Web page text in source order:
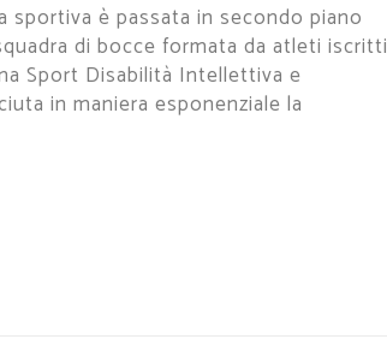
sportiva è passata in secondo piano
di bocce formata da atleti iscritti
Sport Disabilità Intellettiva e
in maniera esponenziale la